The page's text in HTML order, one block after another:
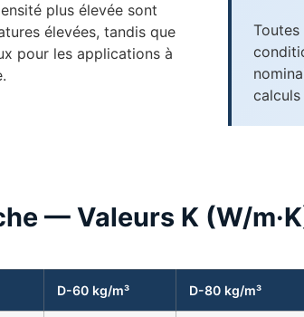
plus élevée sont
élevées, tandis que
pour les applications à
— Valeurs K (W/
D-60 kg/m³ D-80 kg/m³